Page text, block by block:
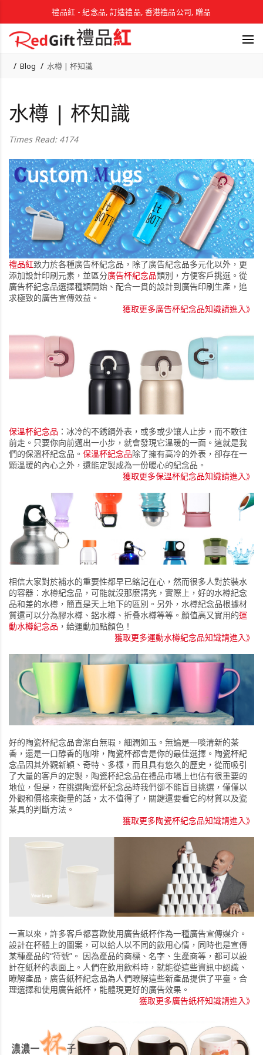
禮品紅 - 紀念品, 訂造禮品, 香港禮品公司, 贈品
Blog 水樽 | 杯知識
水樽 | 杯知識
Times Read: 4174
禮品紅致力於各種廣告杯紀念品，除了廣告紀念品多元化以外，更
添加設計印刷元素，並區分廣告杯紀念品類別，方便客戶挑選。從
廣告杯紀念品選擇種類開始、配合一貫的設計到廣告印刷生產，追
求極致的廣告宣傳效益。
獲取更多廣告杯紀念品知識請進入》
保溫杯紀念品 ：冰冷的不銹鋼外表，或多或少讓人止步，而不敢往
前走。只要你向前邁出一小步，就會發現它溫暖的一面。這就是我
們的保溫杯紀念品。 保溫杯紀念品除了擁有高冷的外表，卻存在一
顆溫暖的內心之外，還能定製成為一份暖心的紀念品。
獲取更多保溫杯紀念品知識請進入》
相信大家對於補水的重要性都早已銘記在心，然而很多人對於裝水
的容器：水樽紀念品，可能就沒那麼講究，實際上，好的水樽紀念
品和差的水樽，簡直是天上地下的區別。另外，水樽紀念品根據材
質還可以分為膠水樽、鋁水樽、折叠水樽等等。顏值高又實用的運
動水樽紀念品 ，給運動加點顏色！
獲取更多運動水樽紀念品知識請進入》
好的陶瓷杯紀念品會潔白無瑕，細潤如玉。無論是一啖清新的茶
香，還是一口醇香的咖啡，陶瓷杯都會是你的最佳選擇。陶瓷杯紀
念品因其外觀新穎、奇特、多樣，而且具有悠久的歷史，從而吸引
了大量的客戶的定製，陶瓷杯紀念品在禮品市場上也佔有很重要的
地位，但是，在挑選陶瓷杯紀念品時我們卻不能盲目挑選，僅僅以
外觀和價格來衡量的話，太不值得了，關鍵還要看它的材質以及瓷
茶具的判斷方法。
獲取更多陶瓷杯紀念品知識請進入》
一直以來，許多客戶都喜歡使用廣告紙杯作為一種廣告宣傳媒介。
設計在杯體上的圖案，可以給人以不同的飲用心情，同時也是宣傳
某種產品的“符號”。 因為產品的商標、名字、生產商等，都可以設
計在紙杯的表面上。人們在飲用飲料時，就能從這些資訊中認識、
瞭解產品，廣告紙杯紀念品為人們瞭解這些新產品提供了平臺。合
理選擇和使用廣告紙杯，能體現更好的廣告效果。
獲取更多廣告紙杯知識請進入》